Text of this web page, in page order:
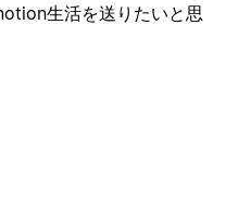
生活を送りたいと思